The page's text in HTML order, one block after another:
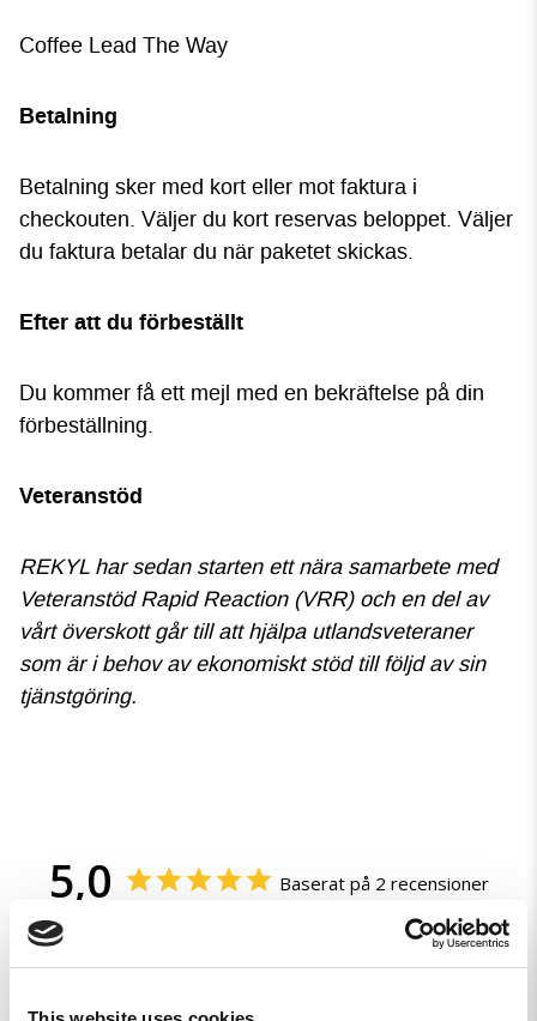
Coffee Lead The Way
Betalning
Betalning sker med kort eller mot faktura i
checkouten. Väljer du kort reservas beloppet. Väljer
du faktura betalar du när paketet skickas.
Efter att du förbeställt
Du kommer få ett mejl med en bekräftelse på din
förbeställning.
Veteranstöd
REKYL har sedan starten ett nära samarbete med
Veteranstöd Rapid Reaction (VRR) och en del av
vårt överskott går till att hjälpa utlandsveteraner
som är i behov av ekonomiskt stöd till följd av sin
tjänstgöring.
5,0 Baserat på 2 recensioner